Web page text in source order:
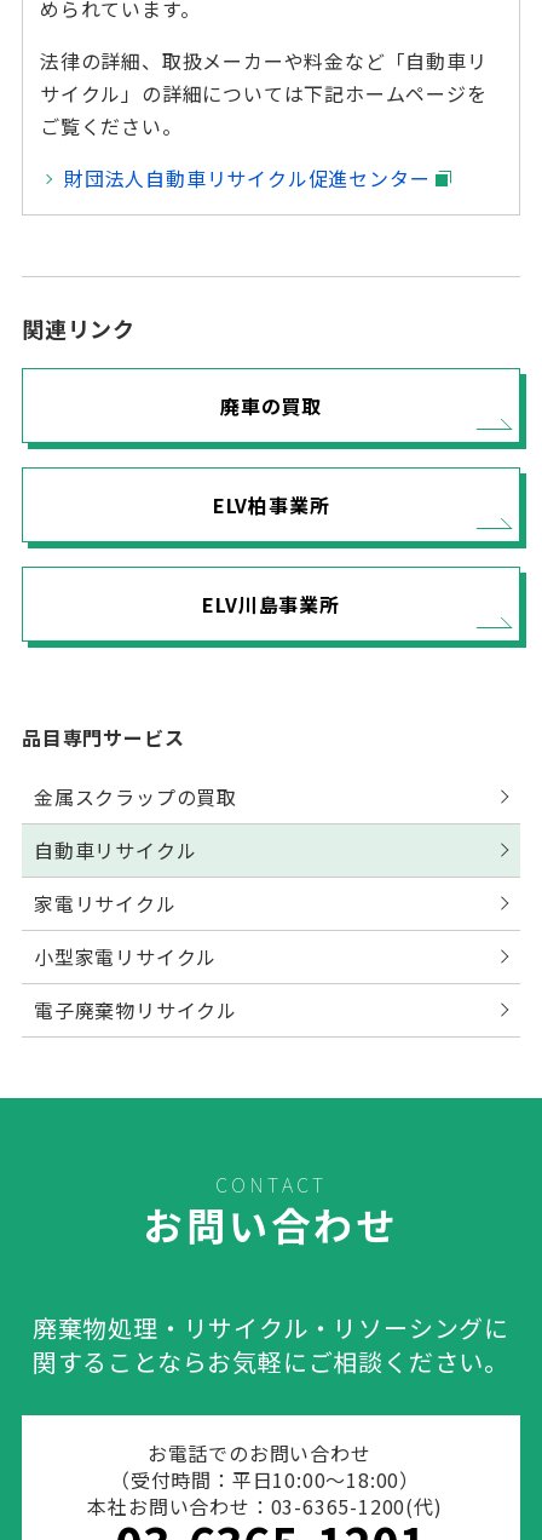
められています。
法律の詳細、取扱メーカーや料金など「自動車リ
サイクル」の詳細については下記ホームページを
ご覧ください。
財団法人自動車リサイクル促進センター
関連リンク
廃車の買取
ELV柏事業所
ELV川島事業所
品目専門サービス
金属スクラップの買取
自動車リサイクル
家電リサイクル
小型家電リサイクル
電子廃棄物リサイクル
CONTACT
お問い合わせ
廃棄物処理・リサイクル・リソーシングに
関することならお気軽にご相談ください。
お電話でのお問い合わせ
（受付時間：平日10:00～18:00）
本社お問い合わせ：03-6365-1200(代)